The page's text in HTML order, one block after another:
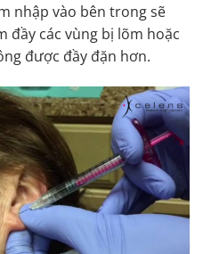
nhập vào bên trong sẽ
đầy các vùng bị lõm hoặc
được đầy đặn hơn.